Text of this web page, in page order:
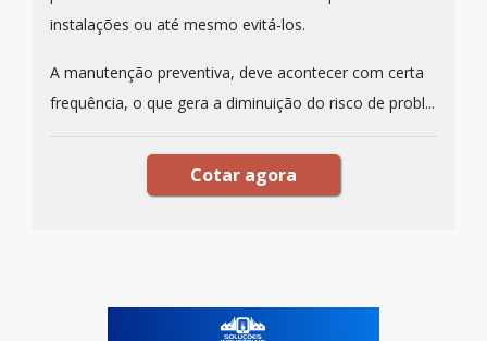
instalações ou até mesmo evitá-los.
A manutenção preventiva, deve acontecer com certa
frequência, o que gera a diminuição do risco de probl...
Cotar agora